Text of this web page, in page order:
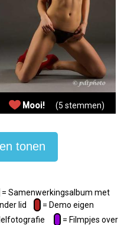
Mooi! (5 stemmen)
tonen
= Samenwerkingsalbum met
lid
= Demo eigen
= Filmpjes over